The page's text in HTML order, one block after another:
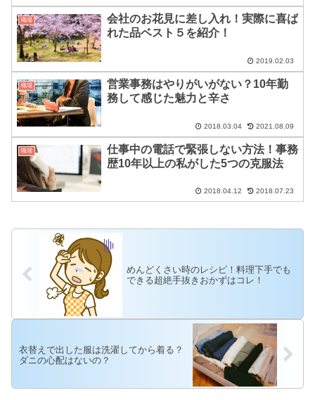
職場
会社のお花見に差し入れ！実際に喜ば
れた品ベスト５を紹介！
2019.02.03
職場
営業事務はやりがいがない？10年勤
務して感じた魅力と辛さ
2018.03.04 2021.08.09
職場
仕事中の電話で緊張しない方法！事務
歴10年以上の私がした5つの克服法
2018.04.12 2018.07.23
めんどくさい時のレシピ！料理下手でも
できる超絶手抜きおかずはコレ！
衣替えで出した服は洗濯してから着る？
ダニの心配はないの？